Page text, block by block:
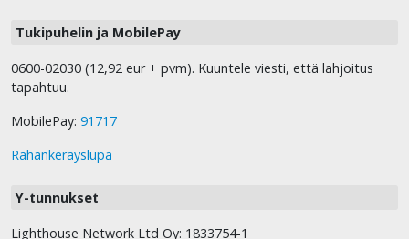
Tukipuhelin ja MobilePay
0600-02030 (12,92 eur + pvm). Kuuntele viesti, että lahjoitus
tapahtuu.
MobilePay: 91717
Rahankeräyslupa
Y-tunnukset
Lighthouse Network Ltd Oy: 1833754-1